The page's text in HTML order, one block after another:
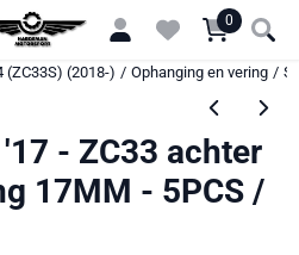
gesloten. 0
(ZC33S) (2018-) / Ophanging en vering /
'17 - ZC33 achter
17MM - 5PCS /